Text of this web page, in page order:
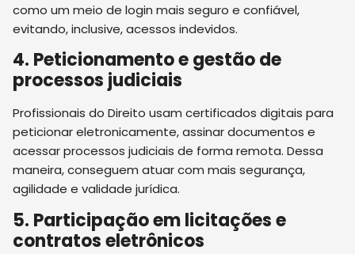
como um meio de login mais seguro e confiável,
evitando, inclusive, acessos indevidos.
4. Peticionamento e gestão de
processos judiciais
Profissionais do Direito usam certificados digitais para
peticionar eletronicamente, assinar documentos e
acessar processos judiciais de forma remota. Dessa
maneira, conseguem atuar com mais segurança,
agilidade e validade jurídica.
5. Participação em licitações e
contratos eletrônicos